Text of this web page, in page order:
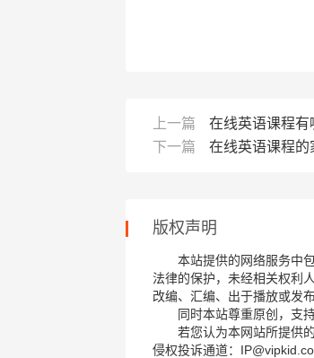
上一篇
在线英语课程有
下一篇
在线英语课程的
版权声明
本站提供的网络服务中
法律的保护，未经相关权利
改编、汇编、出于播放或发
同时本站尊重原创，支
若您认为本网站所提供
侵权投诉通道：